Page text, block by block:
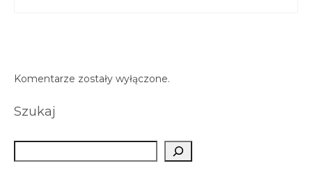
Komentarze zostały wyłączone.
Szukaj